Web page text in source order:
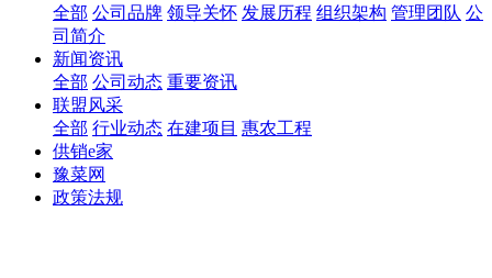
全部 公司品牌 领导关怀 发展历程 组织架构 管理团队 公
司简介
新闻资讯
全部 公司动态 重要资讯
联盟风采
全部 行业动态 在建项目 惠农工程
供销e家
豫菜网
政策法规